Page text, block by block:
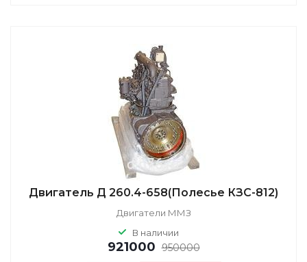
Двигатель Д 260.4-658(Полесье КЗС-812)
Двигатели ММЗ
В наличии
921000 950000